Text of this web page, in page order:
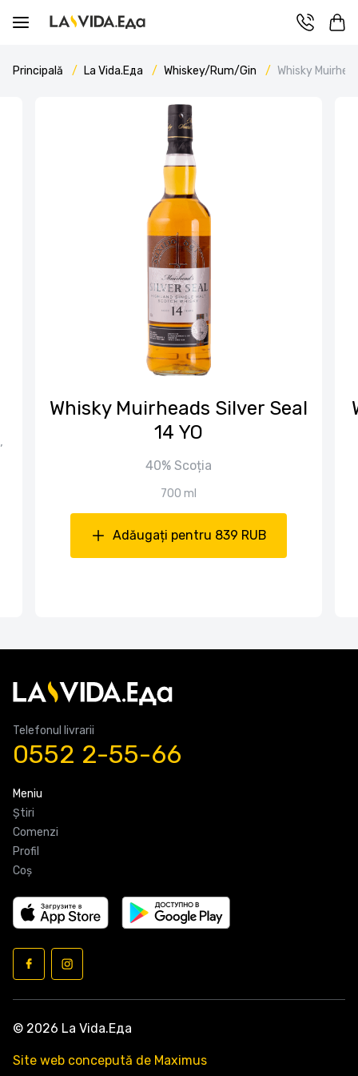
Principală La Vida.Еда Whiskey/Rum/Gin Whisky
Whisky Muirheads Silver Seal
14 YO
40% Scoția
700 ml
Adăugați pentru 839 RUB
Telefonul livrarii
0552 2-55-66
Meniu
Știri
Comenzi
Profil
Coş
© 2026 La Vida.Еда
Site web concepută de Maximus